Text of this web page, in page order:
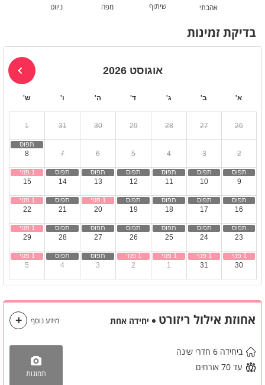
אהבתי שיתוף מפה ניווט
בדיקת זמינות
אוגוסט 2026
א' ב' ג' ד' ה' ו' ש'
26
27
28
29
30
31
1
2
3
4
5
6
7
8
9
10
11
12
13
14
15
16
17
18
19
20
21
22
23
24
25
26
27
28
29
30
31
1
2
3
4
5
אחוזת אילול ריזורט יחידה אחת
תמונות
ביחידה 6 חדרי שינה
עד 70 אורחים
מידע נוסף